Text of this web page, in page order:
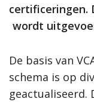
certificeringen.
wordt
De basis van
schema is op
geactualiseerd.